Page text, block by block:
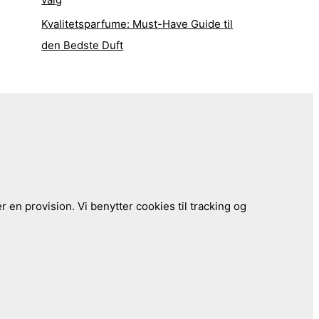
Kvalitetsparfume: Must-Have Guide til
den Bedste Duft
en provision. Vi benytter cookies til tracking og